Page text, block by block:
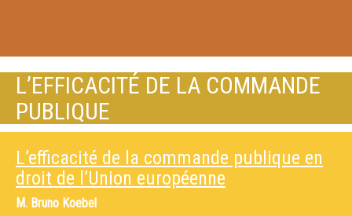
L’EFFICACITÉ DE LA COMMANDE
PUBLIQUE
L’efficacité de la commande publique en
droit de l’Union européenne
M. Bruno Koebel